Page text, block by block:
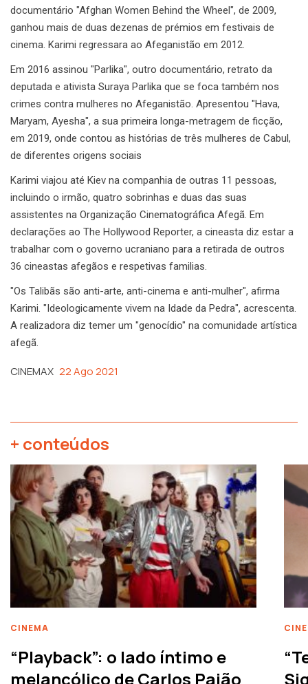
documentário "Afghan Women Behind the Wheel", de 2009,
ganhou mais de duas dezenas de prémios em festivais de
cinema. Karimi regressara ao Afeganistão em 2012.
Em 2016 assinou "Parlika", outro documentário, retrato da
deputada e ativista Suraya Parlika que se foca também nos
crimes contra mulheres no Afeganistão. Apresentou "Hava,
Maryam, Ayesha", a sua primeira longa-metragem de ficção,
em 2019, onde contou as histórias de três mulheres de Cabul,
de diferentes origens sociais
Karimi viajou até Kiev na companhia de outras 11 pessoas,
incluindo o irmão, quatro sobrinhas e duas das suas
assistentes na Organização Cinematográfica Afegã. Em
declarações ao The Hollywood Reporter, a cineasta diz estar a
trabalhar com o governo ucraniano para a retirada de outros
36 cineastas afegãos e respetivas familias.
"Os Talibãs são anti-arte, anti-cinema e anti-mulher", afirma
Karimi. "Ideologicamente vivem na Idade da Pedra", acrescenta.
A realizadora diz temer um "genocídio" na comunidade artística
afegã.
CINEMAX 22 Ago 2021
+ conteúdos
CINEMA
“Playback”: o lado íntimo e
melancólico de Carlos Paião